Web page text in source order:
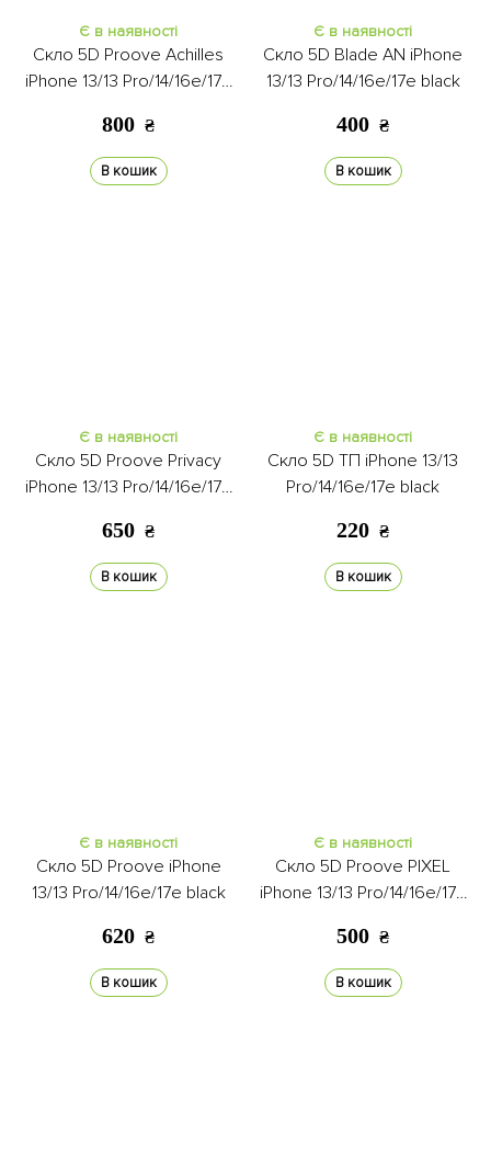
Є в наявності
Скло 5D Proove Achilles
iPhone 13/13 Pro/14/16e/17e
800 ₴
В кошик
Є в наявності
Скло 5D Blade AN iPhone
13/13 Pro/14/16e/17e black
400 ₴
В кошик
Є в наявності
Скло 5D Proove Privacy
iPhone 13/13 Pro/14/16e/17e
650 ₴
В кошик
Є в наявності
Скло 5D ТП iPhone 13/13
Pro/14/16e/17e black
220 ₴
В кошик
Є в наявності
Скло 5D Proove iPhone
13/13 Pro/14/16e/17e black
620 ₴
В кошик
Є в наявності
Скло 5D Proove PIXEL
iPhone 13/13 Pro/14/16e/17e
500 ₴
В кошик